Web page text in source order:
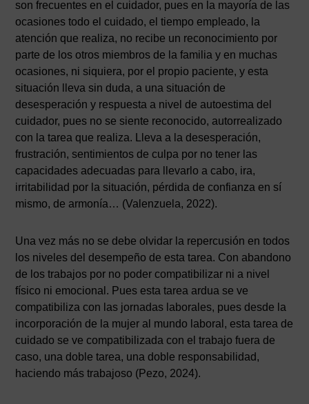
son frecuentes en el cuidador, pues en la mayoría de las
ocasiones todo el cuidado, el tiempo empleado, la
atención que realiza, no recibe un reconocimiento por
parte de los otros miembros de la familia y en muchas
ocasiones, ni siquiera, por el propio paciente, y esta
situación lleva sin duda, a una situación de
desesperación y respuesta a nivel de autoestima del
cuidador, pues no se siente reconocido, autorrealizado
con la tarea que realiza. Lleva a la desesperación,
frustración, sentimientos de culpa por no tener las
capacidades adecuadas para llevarlo a cabo, ira,
irritabilidad por la situación, pérdida de confianza en sí
mismo, de armonía… (Valenzuela, 2022).
Una vez más no se debe olvidar la repercusión en todos
los niveles del desempeño de esta tarea. Con abandono
de los trabajos por no poder compatibilizar ni a nivel
físico ni emocional. Pues esta tarea ardua se ve
compatibiliza con las jornadas laborales, pues desde la
incorporación de la mujer al mundo laboral, esta tarea de
cuidado se ve compatibilizada con el trabajo fuera de
caso, una doble tarea, una doble responsabilidad,
haciendo más trabajoso (Pezo, 2024).